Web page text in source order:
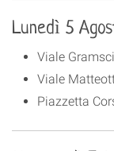
Lunedì 5
Viale
Viale
Piazzetta